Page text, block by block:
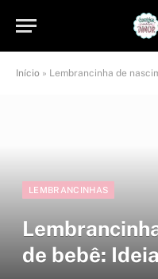
Início » Lembrancinha de
LEMBRANCINHAS
de bebê: